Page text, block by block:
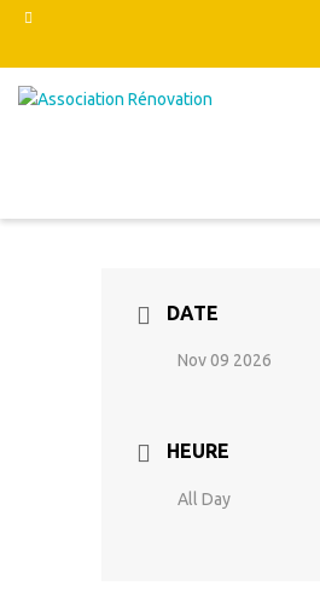
DATE
Nov 09 2026
HEURE
All Day